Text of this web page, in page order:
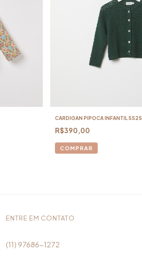
CARDIGAN PIPOCA INFANTIL SS25
R$390,00
COMPRAR
ENTRE EM CONTATO
(11) 97686-1272